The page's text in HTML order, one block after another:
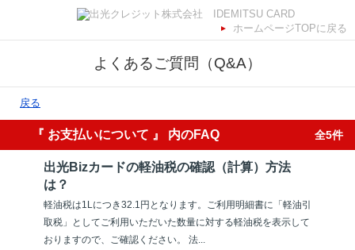
ホームページTOPに戻る
よくあるご質問（Q&A）
戻る
『 お支払いについて 』 内のFAQ 全5件
出光Bizカードの軽油税の確認（計算）方法
は？
軽油税は1Lにつき32.1円となります。ご利用明細書に「軽油引
取税」としてご利用いただいた数量に対する軽油税を表示して
おりますので、ご確認ください。 法...